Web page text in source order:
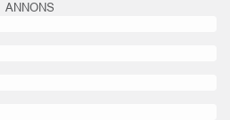
ANNONS